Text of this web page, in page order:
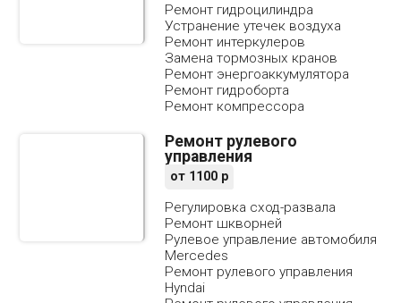
Ремонт гидроцилиндра
Устранение утечек воздуха
Ремонт интеркулеров
Замена тормозных кранов
Ремонт энергоаккумулятора
Ремонт гидроборта
Ремонт компрессора
Ремонт рулевого
управления
от 1100р
Регулировка сход-развала
Ремонт шкворней
Рулевое управление автомобиля
Mercedes
Ремонт рулевого управления
Hyndai